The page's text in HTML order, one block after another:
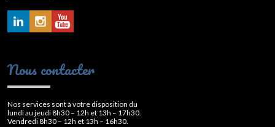
Nous contacter
Nos services sont à votre disposition du
lundi au jeudi 8h30 – 12h et 13h – 17h30.
Vendredi 8h30 – 12h et 13h – 16h30.